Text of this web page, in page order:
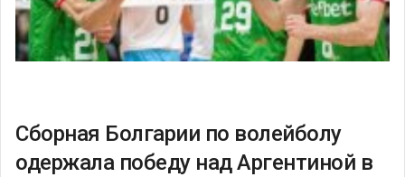
Сборная Болгарии по волейболу
одержала победу над Аргентиной в